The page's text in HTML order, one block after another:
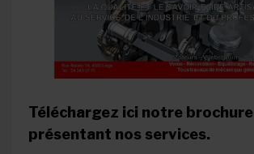
Téléchargez ici notre brochure
présentant nos services.